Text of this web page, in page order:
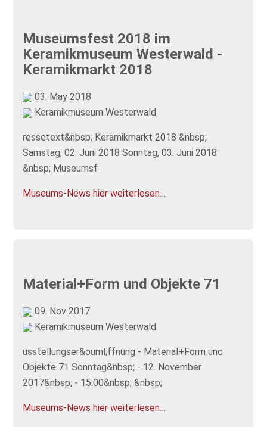
Museumsfest 2018 im
Keramikmuseum Westerwald -
Keramikmarkt 2018
03. May 2018
Keramikmuseum Westerwald
ressetext&nbsp; Keramikmarkt 2018 &nbsp;
Samstag, 02. Juni 2018 Sonntag, 03. Juni 2018
&nbsp; Museumsf
Museums-News hier weiterlesen…
Material+Form und Objekte 71
09. Nov 2017
Keramikmuseum Westerwald
usstellungser&ouml;ffnung - Material+Form und
Objekte 71 Sonntag&nbsp; - 12. November
2017&nbsp; - 15:00&nbsp; &nbsp;
Museums-News hier weiterlesen…